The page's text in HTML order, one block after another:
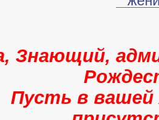
Знающий,
Пусть в вашей